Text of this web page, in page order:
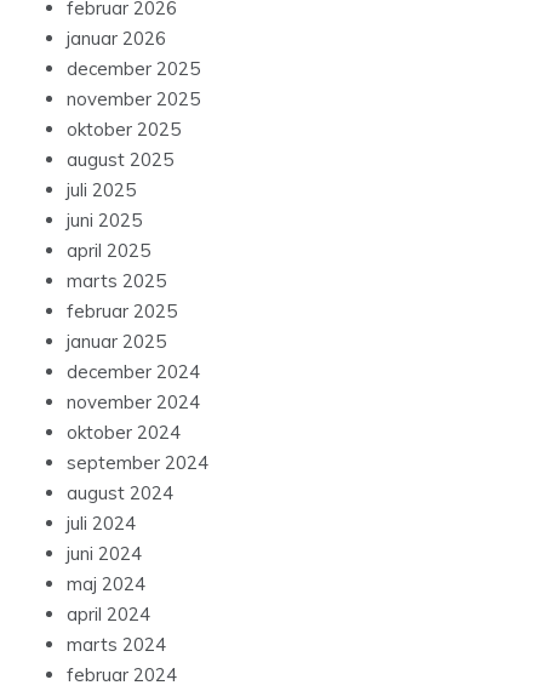
februar 2026
januar 2026
december 2025
november 2025
oktober 2025
august 2025
juli 2025
juni 2025
april 2025
marts 2025
februar 2025
januar 2025
december 2024
november 2024
oktober 2024
september 2024
august 2024
juli 2024
juni 2024
maj 2024
april 2024
marts 2024
februar 2024